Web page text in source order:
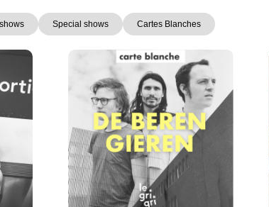
Special shows Cartes Blanches
Page PagePagePage